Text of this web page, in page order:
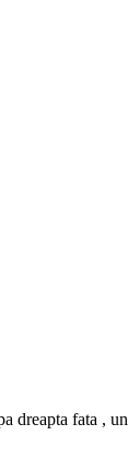
dreapta fata ,